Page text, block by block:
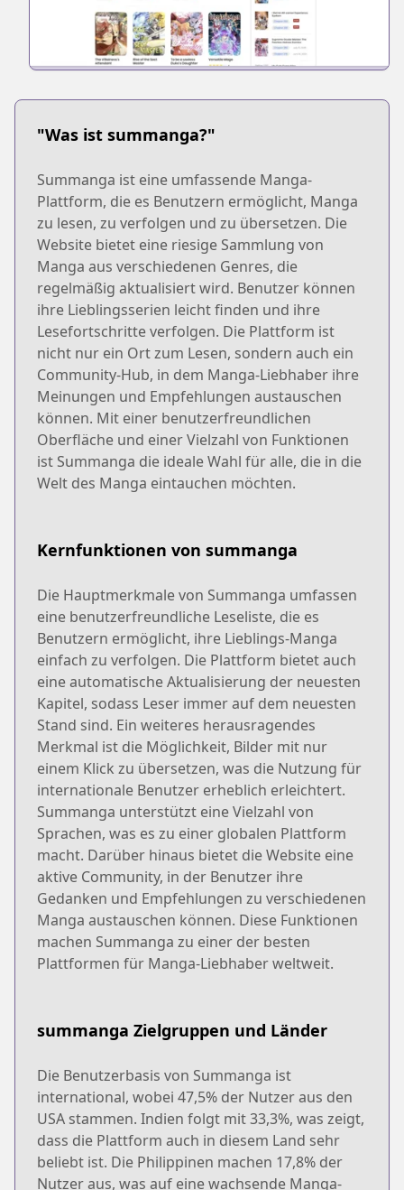
"Was ist summanga?"
Summanga ist eine umfassende Manga-
Plattform, die es Benutzern ermöglicht, Manga
zu lesen, zu verfolgen und zu übersetzen. Die
Website bietet eine riesige Sammlung von
Manga aus verschiedenen Genres, die
regelmäßig aktualisiert wird. Benutzer können
ihre Lieblingsserien leicht finden und ihre
Lesefortschritte verfolgen. Die Plattform ist
nicht nur ein Ort zum Lesen, sondern auch ein
Community-Hub, in dem Manga-Liebhaber ihre
Meinungen und Empfehlungen austauschen
können. Mit einer benutzerfreundlichen
Oberfläche und einer Vielzahl von Funktionen
ist Summanga die ideale Wahl für alle, die in die
Welt des Manga eintauchen möchten.
Kernfunktionen von summanga
Die Hauptmerkmale von Summanga umfassen
eine benutzerfreundliche Leseliste, die es
Benutzern ermöglicht, ihre Lieblings-Manga
einfach zu verfolgen. Die Plattform bietet auch
eine automatische Aktualisierung der neuesten
Kapitel, sodass Leser immer auf dem neuesten
Stand sind. Ein weiteres herausragendes
Merkmal ist die Möglichkeit, Bilder mit nur
einem Klick zu übersetzen, was die Nutzung für
internationale Benutzer erheblich erleichtert.
Summanga unterstützt eine Vielzahl von
Sprachen, was es zu einer globalen Plattform
macht. Darüber hinaus bietet die Website eine
aktive Community, in der Benutzer ihre
Gedanken und Empfehlungen zu verschiedenen
Manga austauschen können. Diese Funktionen
machen Summanga zu einer der besten
Plattformen für Manga-Liebhaber weltweit.
summanga Zielgruppen und Länder
Die Benutzerbasis von Summanga ist
international, wobei 47,5% der Nutzer aus den
USA stammen. Indien folgt mit 33,3%, was zeigt,
dass die Plattform auch in diesem Land sehr
beliebt ist. Die Philippinen machen 17,8% der
Nutzer aus, was auf eine wachsende Manga-